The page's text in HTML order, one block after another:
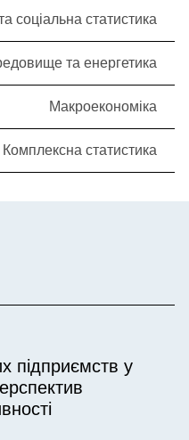
соціальна статистика
та енергетика
Макроекономіка
Комплексна статистика
підприємств у